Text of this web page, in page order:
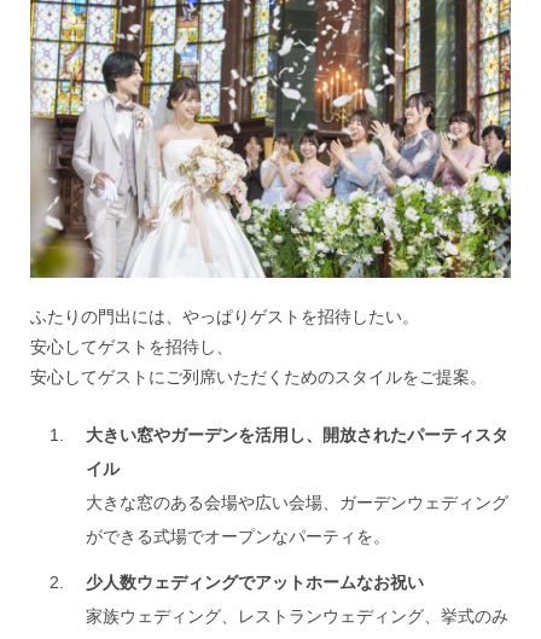
ふたりの門出には、やっぱりゲストを招待したい。
安心してゲストを招待し、
安心してゲストにご列席いただくためのスタイルをご提案。
大きい窓やガーデンを活用し、開放されたパーティスタ
イル
大きな窓のある会場や広い会場、ガーデンウェディング
ができる式場でオープンなパーティを。
少人数ウェディングでアットホームなお祝い
家族ウェディング、レストランウェディング、挙式のみ